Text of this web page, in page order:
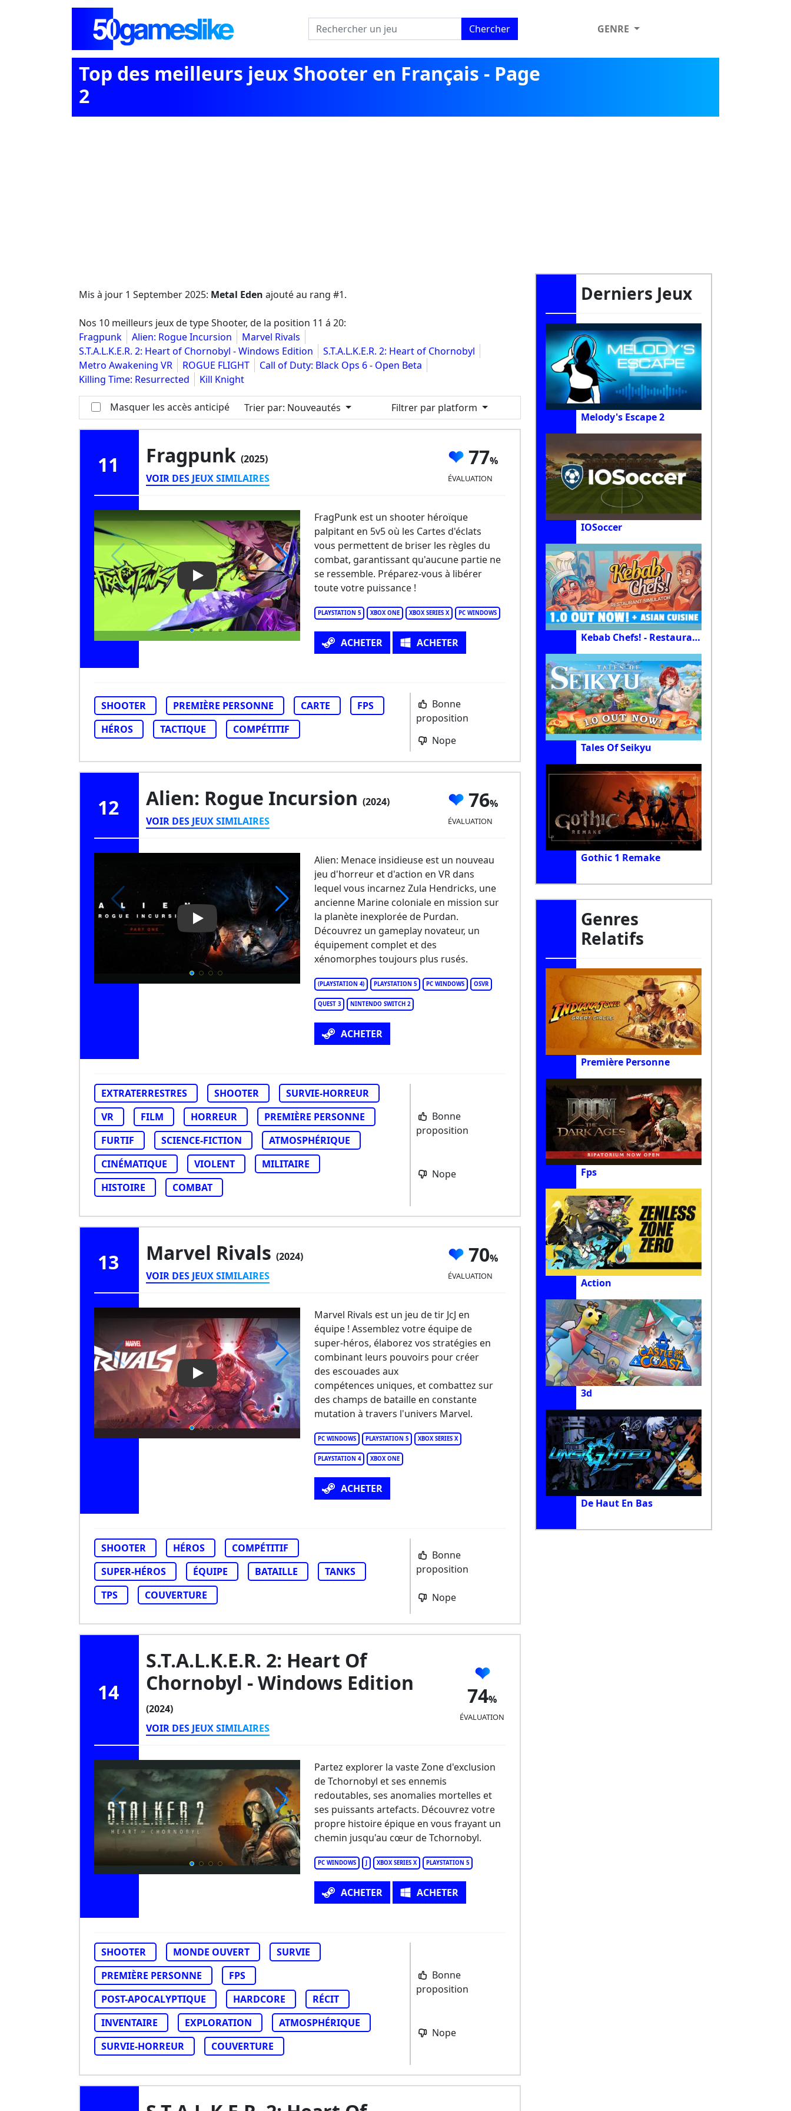
Chercher GENRE
Top des meilleurs jeux Shooter en Français - Page
2
Mis à jour 1 September 2025: Metal Eden ajouté au rang #1.
Nos 10 meilleurs jeux de type Shooter, de la position 11 á 20:
Fragpunk
Alien: Rogue Incursion
Marvel Rivals
S.T.A.L.K.E.R. 2: Heart of Chornobyl - Windows Edition
S.T.A.L.K.E.R. 2: Heart of Chornobyl
Metro Awakening VR
ROGUE FLIGHT
Call of Duty: Black Ops 6 - Open Beta
Killing Time: Resurrected
Kill Knight
Masquer les accès anticipé Trier par: Nouveautés Filtrer par platform
11 Fragpunk (2025)
VOIR DES JEUX SIMILAIRES
77
ÉVALUATION
Play Video: Fragpunk
PLAYSTATION 5 XBOX ONE XBOX SERIES X PC WINDOWS
FragPunk est un shooter héroïque
palpitant en 5v5 où les Cartes d'éclats
vous permettent de briser les règles du
combat, garantissant qu'aucune partie ne
se ressemble. Préparez-vous à libérer
toute votre puissance !
ACHETER ACHETER
SHOOTER PREMIÈRE PERSONNE CARTE
FPS
HÉROS
TACTIQUE COMPÉTITIF
Bonne
proposition
Nope
12 Alien: Rogue Incursion (2024)
VOIR DES JEUX SIMILAIRES
76
ÉVALUATION
Play Video: Alien: Rogue Incursion
(PLAYSTATION 4) PLAYSTATION 5 PC WINDOWS OSVR
QUEST 3 NINTENDO SWITCH 2
Alien: Menace insidieuse est un nouveau
jeu d'horreur et d'action en VR dans
lequel vous incarnez Zula Hendricks, une
ancienne Marine coloniale en mission sur
la planète inexplorée de Purdan.
Découvrez un gameplay novateur, un
équipement complet et des
xénomorphes toujours plus rusés.
ACHETER
EXTRATERRESTRES SHOOTER
SURVIE-HORREUR
VR
FILM HORREUR
PREMIÈRE PERSONNE
FURTIF
SCIENCE-FICTION
ATMOSPHÉRIQUE
CINÉMATIQUE
VIOLENT
MILITAIRE
HISTOIRE
COMBAT
Bonne
proposition
Nope
13 Marvel Rivals (2024)
VOIR DES JEUX SIMILAIRES
70
ÉVALUATION
Play Video: Marvel Rivals
PC WINDOWS PLAYSTATION 5 XBOX SERIES X
PLAYSTATION 4 XBOX ONE
Marvel Rivals est un jeu de tir JcJ en
équipe ! Assemblez votre équipe de
super-héros, élaborez vos stratégies en
combinant leurs pouvoirs pour créer
des escouades aux
compétences uniques, et combattez sur
des champs de bataille en constante
mutation à travers l'univers Marvel.
ACHETER
SHOOTER HÉROS
COMPÉTITIF
SUPER-HÉROS
ÉQUIPE BATAILLE
TANKS
TPS
COUVERTURE
Bonne
proposition
Nope
14
S.T.A.L.K.E.R. 2: Heart Of
Chornobyl - Windows Edition
(2024)
VOIR DES JEUX SIMILAIRES
74
ÉVALUATION
PC WINDOWS J XBOX SERIES X PLAYSTATION 5
Partez explorer la vaste Zone d'exclusion
de Tchornobyl et ses ennemis
redoutables, ses anomalies mortelles et
ses puissants artefacts. Découvrez votre
propre histoire épique en vous frayant un
chemin jusqu'au cœur de Tchornobyl.
ACHETER ACHETER
SHOOTER MONDE OUVERT
SURVIE
PREMIÈRE PERSONNE
FPS
POST-APOCALYPTIQUE
HARDCORE
RÉCIT
INVENTAIRE
EXPLORATION
ATMOSPHÉRIQUE
SURVIE-HORREUR
COUVERTURE
Bonne
proposition
Nope
Derniers Jeux
Melody's Escape 2
IOSoccer
Kebab Chefs! - Restaurant Simulator
Tales Of Seikyu
Gothic 1 Remake
Genres
Relatifs
Première Personne
Fps
Action
3d
De Haut En Bas